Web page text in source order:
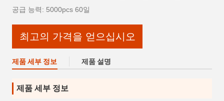
공급 능력: 5000pcs 60일
최고의 가격을 얻으십시오
제품 세부 정보 제품 설명
제품 세부 정보